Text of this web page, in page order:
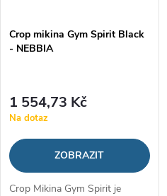
Crop mikina Gym Spirit Black
- NEBBIA
1 554,73 Kč
Na dotaz
ZOBRAZIT
Crop Mikina Gym Spirit je